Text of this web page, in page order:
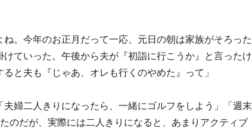
ね。今年のお正月だって一応、元日の朝は家族がそろった
ていった。午後から夫が『初詣に行こうか』と言ったけ
と夫も『じゃあ、オレも行くのやめた』って」
婦二人きりになったら、一緒にゴルフをしよう」「週末
のだが、実際には二人きりになると、あまりアクティブ